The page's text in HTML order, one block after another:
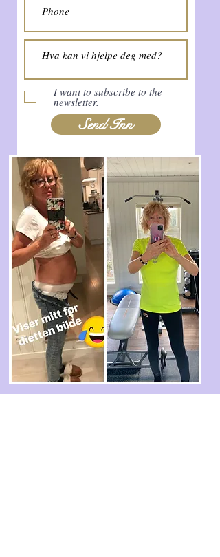
I want to subscribe to the
newsletter.
Send Inn